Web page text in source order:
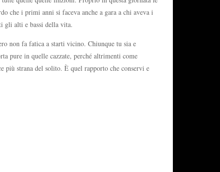
che i primi anni si faceva anche a gara a chi aveva i
gli alti e bassi della vita.
non fa fatica a starti vicino. Chiunque tu sia e
pure in quelle cazzate, perché altrimenti come
più strana del solito. È quel rapporto che conservi e